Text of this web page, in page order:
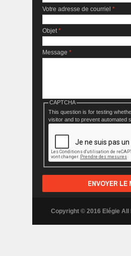
Votre adresse de courriel *
Objet*
Message *
CAPTCHA
This question is for testing
visitor and to prevent automated
Copyright © 2016 Elégie All